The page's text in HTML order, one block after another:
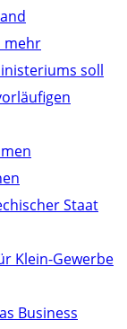
mehr
soll
Staat
Klein-Gewerbe
Business